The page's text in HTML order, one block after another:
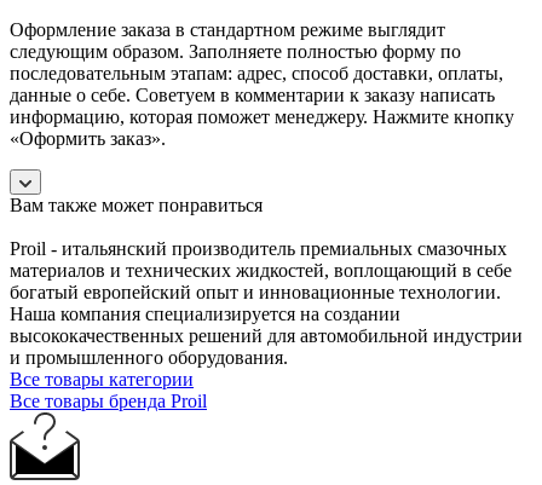
Оформление заказа в стандартном режиме выглядит
следующим образом. Заполняете полностью форму по
последовательным этапам: адрес, способ доставки, оплаты,
данные о себе. Советуем в комментарии к заказу написать
информацию, которая поможет менеджеру. Нажмите кнопку
«Оформить заказ».
Вам также может понравиться
Proil - итальянский производитель премиальных смазочных
материалов и технических жидкостей, воплощающий в себе
богатый европейский опыт и инновационные технологии.
Наша компания специализируется на создании
высококачественных решений для автомобильной индустрии
и промышленного оборудования.
Все товары категории
Все товары бренда Proil